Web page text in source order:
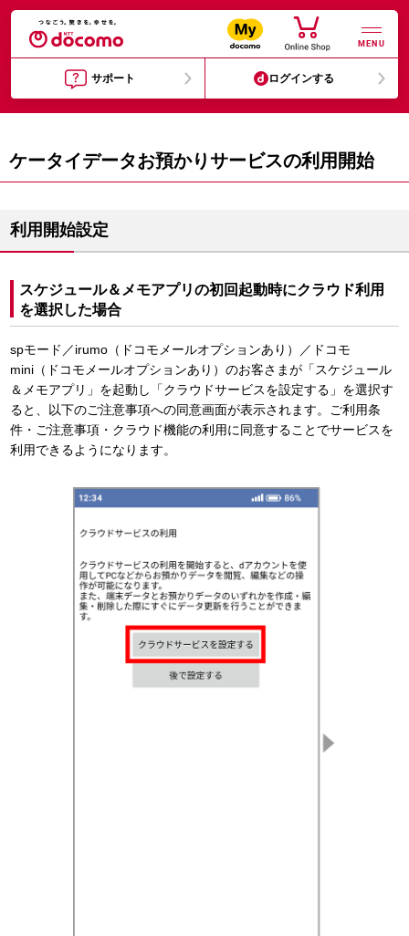
MENU
サポート ログインする
ケータイデータお預かりサービスの利用開始
利用開始設定
スケジュール＆メモアプリの初回起動時にクラウド利用
を選択した場合
spモード／irumo（ドコモメールオプションあり）／ドコモ
mini（ドコモメールオプションあり）のお客さまが「スケジュール
＆メモアプリ」を起動し「クラウドサービスを設定する」を選択す
ると、以下のご注意事項への同意画面が表示されます。ご利用条
件・ご注意事項・クラウド機能の利用に同意することでサービスを
利用できるようになります。